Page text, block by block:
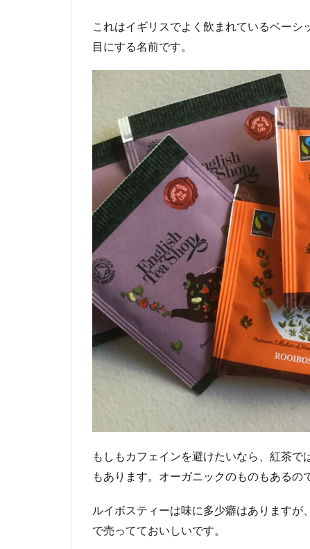
伝統
的な
2.5
その
他
ハ
イ
テ
ィ
ー
と
ア
フ
タ
ヌ
ー
ン
茶
の
に
つ
これはイギリスでよく飲まれているベーシ
目にする名前です。
もしもカフェインを避けたいなら、紅茶
もあります。オーガニックのものもあるの
ルイボスティーは味に多少癖はあります
で売ってておいしいです。